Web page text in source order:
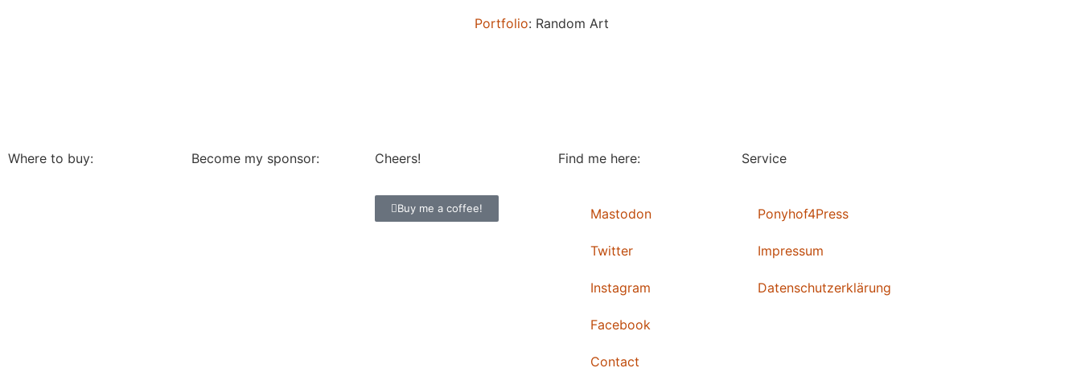
Portfolio: Random Art
Where to buy: Become my sponsor: Cheers!
Buy me a coffee!
Find me here:
Mastodon
Twitter
Instagram
Facebook
Contact
Service
Ponyhof4Press
Impressum
Datenschutzerklärung